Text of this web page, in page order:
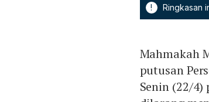
! Ringkasan
Mahmakah
putusan
Senin (22/